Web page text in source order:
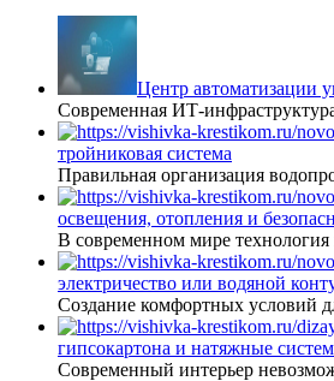
Центр автоматизации
Современная ИТ-
тройниковая система
Правильная организация
освещения, отопления и
В современном мире
электричество или водяной
Создание комфортных условий
гипсокартона и натяжные
Современный интерьер